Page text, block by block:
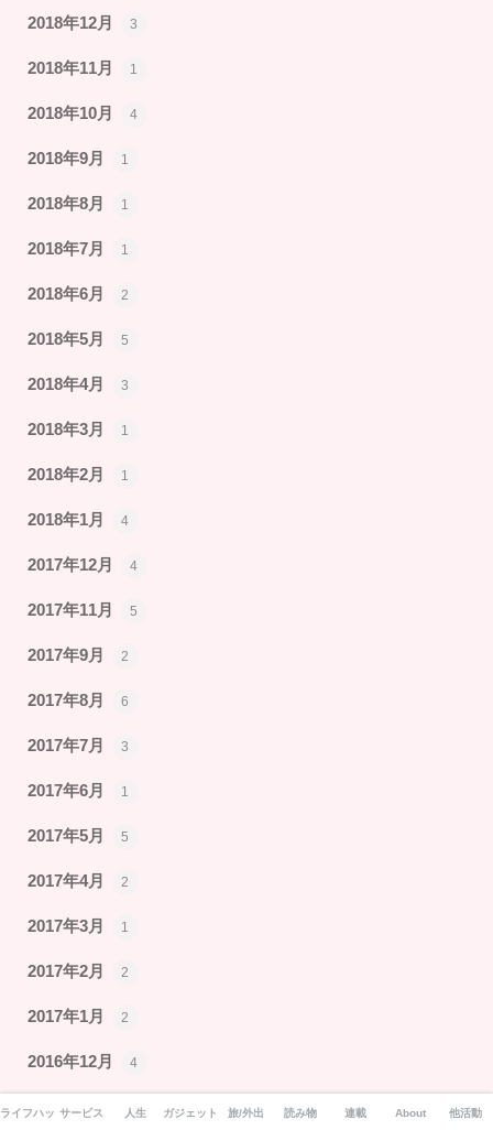
2018年12月 3
2018年11月 1
2018年10月 4
2018年9月 1
2018年8月 1
2018年7月 1
2018年6月 2
2018年5月 5
2018年4月 3
2018年3月 1
2018年2月 1
2018年1月 4
2017年12月 4
2017年11月 5
2017年9月 2
2017年8月 6
2017年7月 3
2017年6月 1
2017年5月 5
2017年4月 2
2017年3月 1
2017年2月 2
2017年1月 2
2016年12月 4
2016年11月 5
ライフハックサービス 人生 ガジェット 旅/外出 読み物 連載 About 他活動